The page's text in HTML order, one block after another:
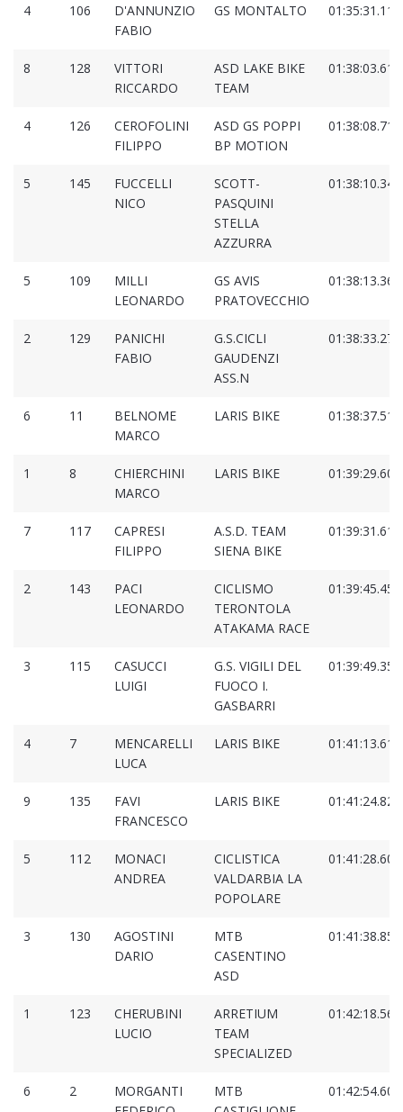
4 106
D'ANNUNZIO
FABIO
GS MONTALTO 01:35:31.112
8 128
VITTORI
RICCARDO
ASD LAKE BIKE
TEAM
01:38:03.618
4 126
CEROFOLINI
FILIPPO
ASD GS POPPI
BP MOTION
01:38:08.719
5 145
FUCCELLI
NICO
SCOTT-
PASQUINI
STELLA
AZZURRA
01:38:10.342
5 109
MILLI
LEONARDO
GS AVIS
PRATOVECCHIO
01:38:13.368
2 129
PANICHI
FABIO
G.S.CICLI
GAUDENZI
ASS.N
01:38:33.274
6 11
BELNOME
MARCO
LARIS BIKE 01:38:37.517
1 8
CHIERCHINI
MARCO
LARIS BIKE 01:39:29.605
7 117
CAPRESI
FILIPPO
A.S.D. TEAM
SIENA BIKE
01:39:31.618
2 143
PACI
LEONARDO
CICLISMO
TERONTOLA
ATAKAMA RACE
01:39:45.455
3 115
CASUCCI
LUIGI
G.S. VIGILI DEL
FUOCO I.
GASBARRI
01:39:49.355
4 7
MENCARELLI
LUCA
LARIS BIKE 01:41:13.611
9 135
FAVI
FRANCESCO
LARIS BIKE 01:41:24.827
5 112
MONACI
ANDREA
CICLISTICA
VALDARBIA LA
POPOLARE
01:41:28.602
3 130
AGOSTINI
DARIO
MTB
CASENTINO
ASD
01:41:38.852
1 123
CHERUBINI
LUCIO
ARRETIUM
TEAM
SPECIALIZED
01:42:18.569
6 2
MORGANTI
MTB
01:42:54.605